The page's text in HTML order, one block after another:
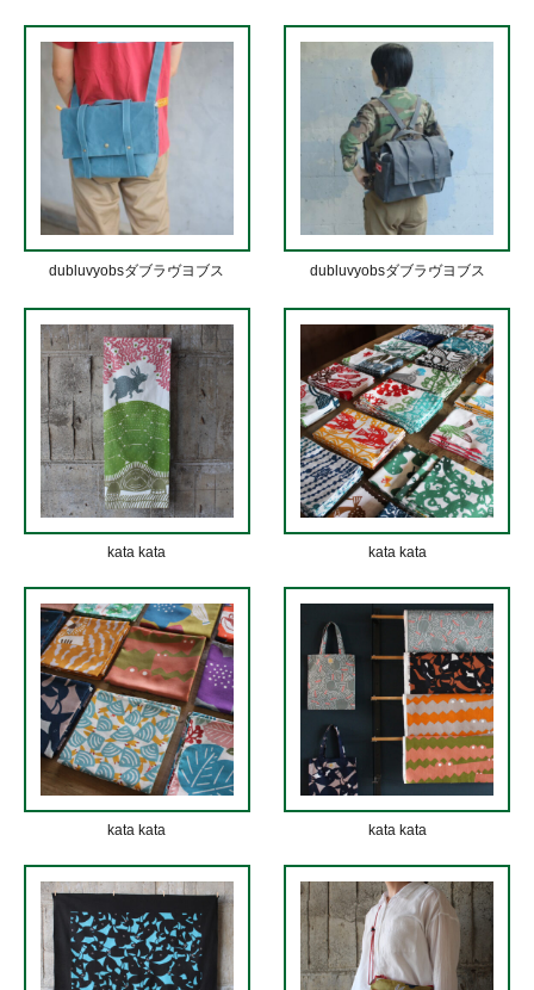
dubluvyobsダブラヴヨブス dubluvyobsダブラヴヨブス
kata kata kata kata
kata kata kata kata